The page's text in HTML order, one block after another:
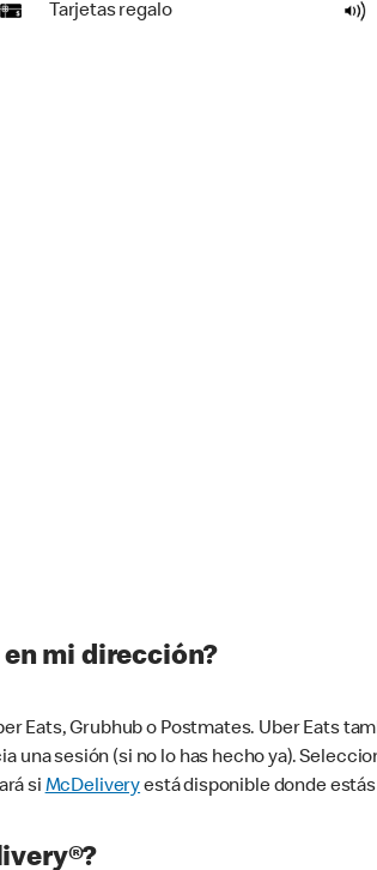
Tarjetas regalo
mi dirección?
Eats, Grubhub o Postmates. Uber Eats
una sesión (si no lo has hecho ya).
si McDeliveryestá disponible donde